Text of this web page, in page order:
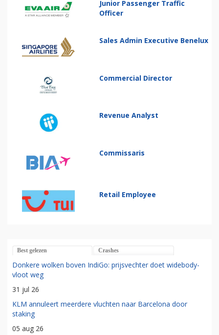
Junior Passenger Traffic
Officer
Sales Admin Executive Benelux
Commercial Director
Revenue Analyst
Commissaris
Retail Employee
Best gelezen Crashes
Donkere wolken boven IndiGo: prijsvechter doet widebody-
vloot weg
31 jul 26
KLM annuleert meerdere vluchten naar Barcelona door
staking
05 aug 26